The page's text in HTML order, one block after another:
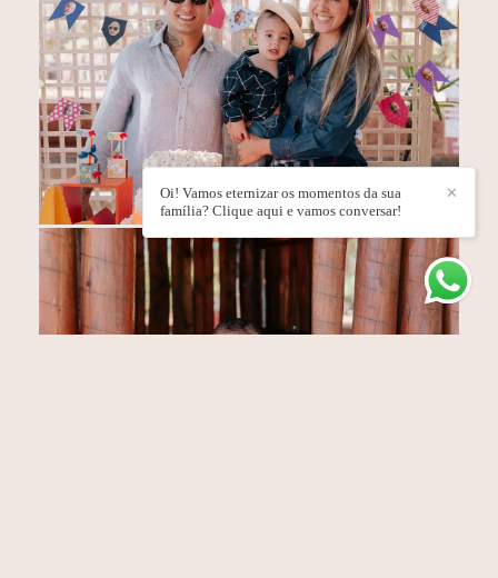
✕
Oi! Vamos eternizar os momentos da sua
família? Clique aqui e vamos conversar!